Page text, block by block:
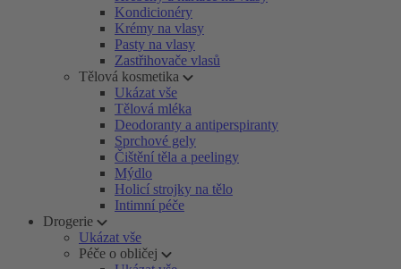
Kondicionéry
Krémy na vlasy
Pasty na vlasy
Zastřihovače vlasů
Tělová kosmetika
Ukázat vše
Tělová mléka
Deodoranty a antiperspiranty
Sprchové gely
Čištění těla a peelingy
Mýdlo
Holicí strojky na tělo
Intimní péče
Drogerie
Ukázat vše
Péče o obličej